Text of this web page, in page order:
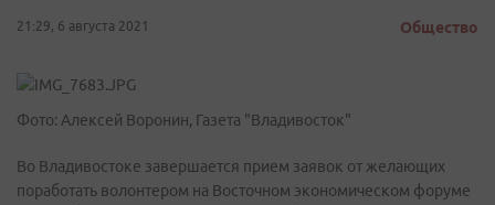
21:29, 6 августа 2021 Общество
Фото: Алексей Воронин, Газета "Владивосток"
Во Владивостоке завершается прием заявок от желающих
поработать волонтером на Восточном экономическом форуме